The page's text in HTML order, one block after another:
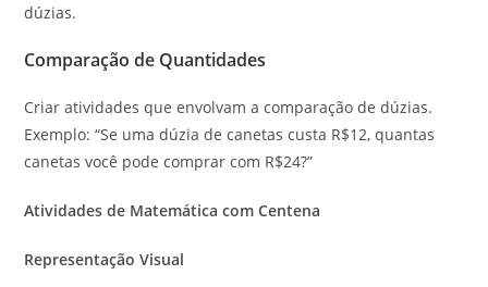
dúzias.
Comparação de Quantidades
Criar atividades que envolvam a comparação de dúzias.
Exemplo: “Se uma dúzia de canetas custa R$12, quantas
canetas você pode comprar com R$24?”
Atividades de Matemática com Centena
Representação Visual